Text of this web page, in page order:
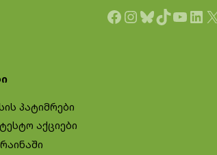
Facebook
Instagram
Bluesky
TikTok X
პატიმრები
აქციები